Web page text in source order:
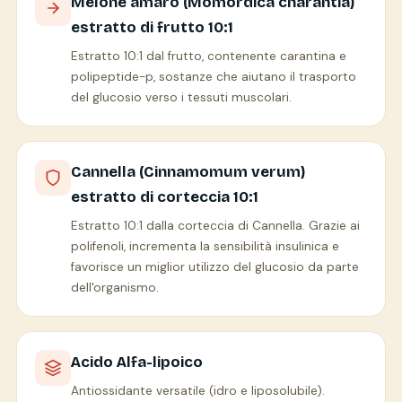
estratto di frutto 10:1
Estratto 10:1 dal frutto, contenente carantina e
polipeptide-p, sostanze che aiutano il trasporto
del glucosio verso i tessuti muscolari.
Cannella (Cinnamomum verum)
estratto di corteccia 10:1
Estratto 10:1 dalla corteccia di Cannella. Grazie ai
polifenoli, incrementa la sensibilità insulinica e
favorisce un miglior utilizzo del glucosio da parte
dell'organismo.
Acido Alfa-lipoico
Antiossidante versatile (idro e liposolubile).